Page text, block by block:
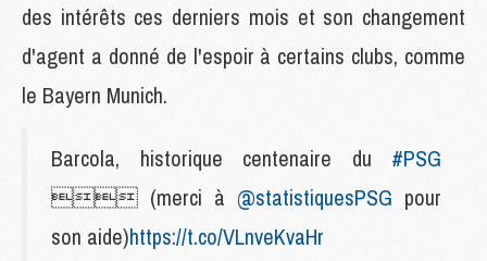
des intérêts ces derniers mois et son changement
d'agent a donné de l'espoir à certains clubs, comme
le Bayern Munich.
Barcola, historique centenaire du #PSG
 (merci à @statistiquesPSG pour
son aide)https://t.co/VLnveKvaHr